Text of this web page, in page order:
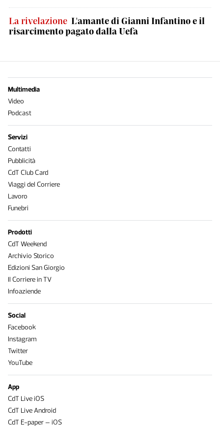
La rivelazione L'amante di Gianni Infantino e il
risarcimento pagato dalla Uefa
Multimedia
Video
Podcast
Servizi
Contatti
Pubblicità
CdT Club Card
Viaggi del Corriere
Lavoro
Funebri
Prodotti
CdT Weekend
Archivio Storico
Edizioni San Giorgio
Il Corriere in TV
Infoaziende
Social
Facebook
Instagram
Twitter
YouTube
App
CdT Live iOS
CdT Live Android
CdT E-paper – iOS